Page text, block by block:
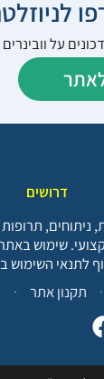
על
דרושים
שימוש
לתנאי השימוש
תקנון אתר